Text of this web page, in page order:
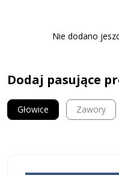
Nie dodano
Dodaj pasujące
Głowice Zawory